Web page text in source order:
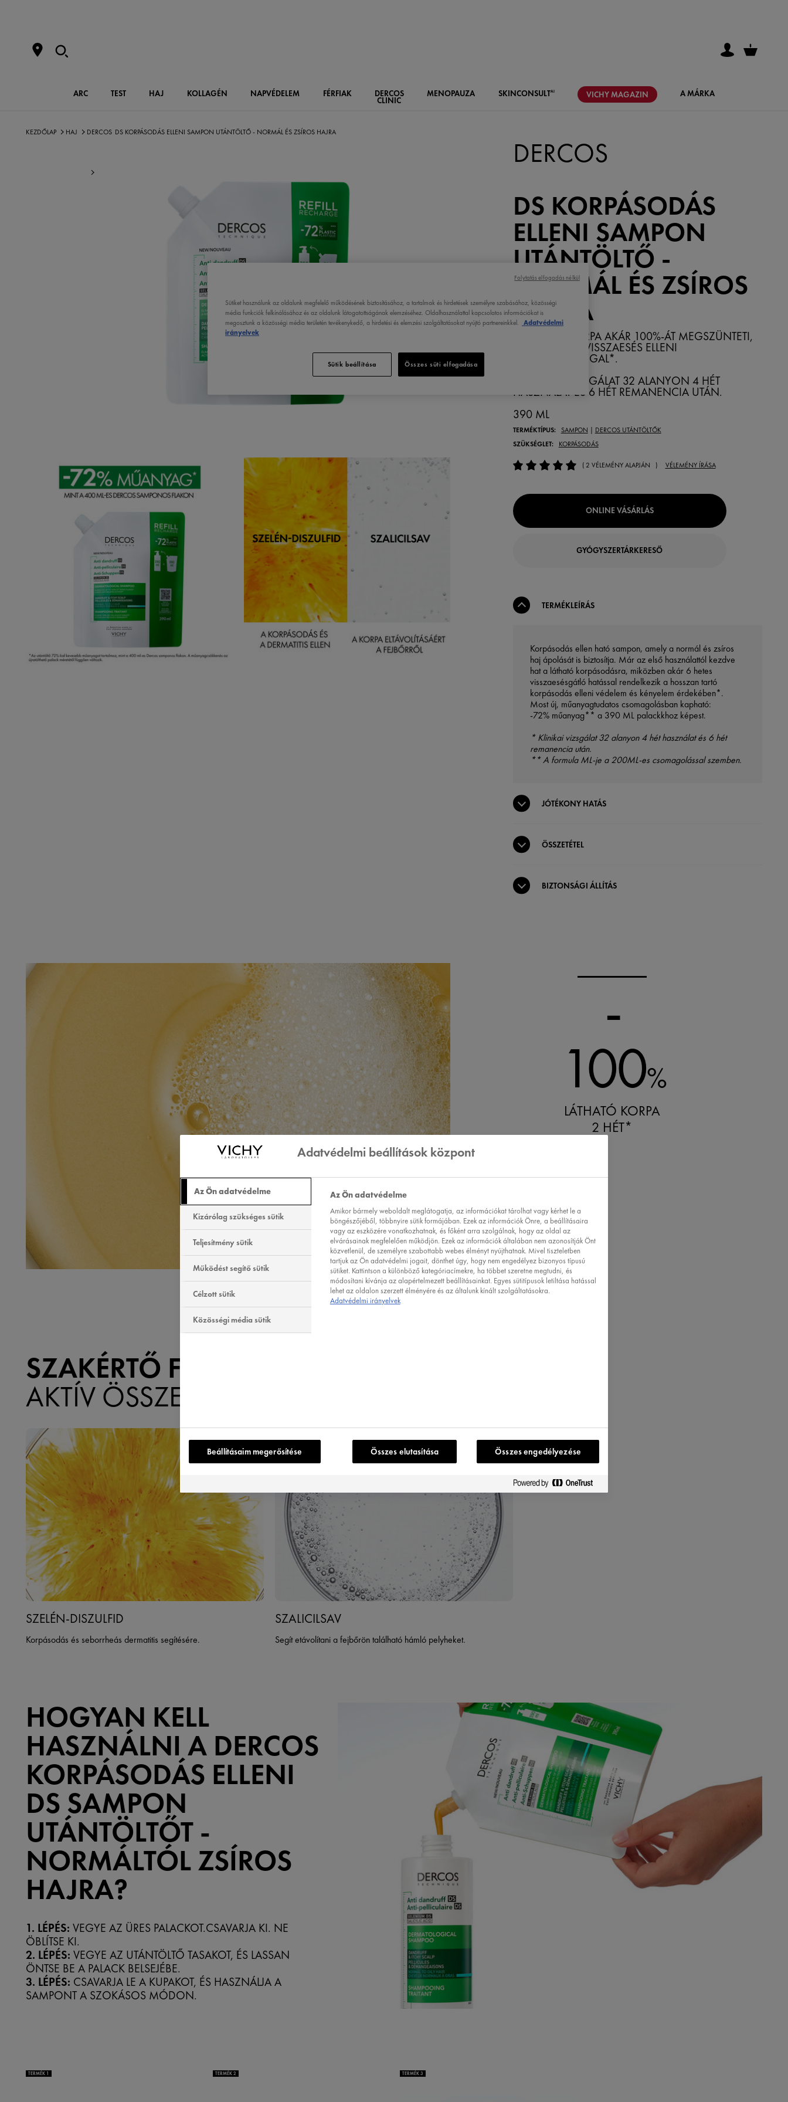
ARC TEST HAJ KOLLAGÉN NAPVÉDELEM FÉRFIAK DERCOS
CLINIC
MENOPAUZA SKINCONSULTAI VICHYMAGAZIN A MÁRKA
KEZDŐLAP HAJ DERCOS DS KORPÁSODÁS ELLENI SAMPON UTÁNTÖLTŐ - NORMÁL ÉS ZSÍROS HAJRA
DERCOS
DS KORPÁSODÁS
ELLENI SAMPON
UTÁNTÖLTŐ -
NORMÁL ÉS ZSÍROS
HAJRA
A LÁTHATÓ KORPA AKÁR 100%-ÁT MEGSZÜNTETI,
AKÁR 6 HETES VISSZAESÉS ELLENI
HATÉKONYSÁGGAL*.
* KLINIKAI VIZSGÁLAT 32 ALANYON 4 HÉT
HASZNÁLAT ÉS 6 HÉT REMANENCIA UTÁN.
390 ML
TERMÉKTÍPUS: SAMPON | DERCOS UTÁNTÖLTŐK
SZÜKSÉGLET:
KORPÁSODÁS
( 2 VÉLEMÉNY ALAPJÁN ) VÉLEMÉNY ÍRÁSA
ONLINE VÁSÁRLÁS
GYÓGYSZERTÁRKERESŐ
TERMÉKLEÍRÁS
Korpásodás ellen ható sampon, amely a normál és zsíros
haj ápolását is biztosítja. Már az első használattól kezdve
hat a látható korpásodásra, miközben akár 6 hetes
visszaesésgátló hatással rendelkezik a hosszan tartó
korpásodás elleni védelem és kényelem érdekében*.
Most új, műanyagtudatos csomagolásban kapható:
-72% műanyag** a 390 ML palackkhoz képest.
* Klinikai vizsgálat 32 alanyon 4 hét használat és 6 hét
remanencia után.
** A formula ML-je a 200ML-es csomagolással szemben.
JÓTÉKONY HATÁS
ÖSSZETÉTEL
BIZTONSÁGI ÁLLÍTÁS
-
100%
LÁTHATÓ KORPA
2 HÉT*
*Akár - 100% - Fogyasztói teszt 262 alanyon 2 hét rendszeres használat után - 83%-os egyetértés.
SZAKÉRTŐ FORMULA
AKTÍV ÖSSZETEVŐK
SZELÉN-DISZULFID
Korpásodás és seborrheás dermatitis segítésére.
SZALICILSAV
Segít etávolítani a fejbőrön található hámló pelyheket.
HOGYAN KELL
HASZNÁLNI A DERCOS
KORPÁSODÁS ELLENI
DS SAMPON
UTÁNTÖLTŐT -
NORMÁLTÓL ZSÍROS
HAJRA?
1. LÉPÉS: VEGYE AZ ÜRES PALACKOT.CSAVARJA KI. NE
ÖBLÍTSE KI.
2. LÉPÉS: VEGYE AZ UTÁNTÖLTŐ TASAKOT, ÉS LASSAN
ÖNTSE BE A PALACK BELSEJÉBE.
3. LÉPÉS: CSAVARJA LE A KUPAKOT, ÉS HASZNÁLJA A
SAMPONT A SZOKÁSOS MÓDON.
TERMÉK 1 TERMÉK 2 TERMÉK 3
Sütiket használunk az oldalunk megfelelő működésének biztosításához, a tartalmak és hirdetések személyre szabásához, közösségi
média funkciók felkínálásához és az oldalunk látogatottságának elemzéséhez. Oldalhasználattal kapcsolatos információkat is
megosztunk a közösségi média területén tevékenykedő, a hirdetési és elemzési szolgáltatásokat nyújtó partnereinkkel.
Adatvédelmi
irányelvek
Sütik beállítása Összes süti elfogadása
Folytatás elfogadás nélkül
Adatvédelmi beállítások központ
Az Ön adatvédelme
Kizárólag szükséges sütik
Teljesítmény sütik
Működést segítő sütik
Célzott sütik
Közösségi média sütik
Az Ön adatvédelme
Amikor bármely weboldalt meglátogatja, az információkat tárolhat vagy kérhet le a
böngészőjéből, többnyire sütik formájában. Ezek az információk Önre, a beállításaira
vagy az eszközére vonatkozhatnak, és főként arra szolgálnak, hogy az oldal az
elvárásainak megfelelően működjön. Ezek az információk általában nem azonosítják Önt
közvetlenül, de személyre szabottabb webes élményt nyújthatnak. Mivel tiszteletben
tartjuk az Ön adatvédelmi jogait, dönthet úgy, hogy nem engedélyez bizonyos típusú
sütiket. Kattintson a különböző kategóriacímekre, ha többet szeretne megtudni, és
módosítani kívánja az alapértelmezett beállításainkat. Egyes sütitípusok letiltása hatással
lehet az oldalon szerzett élményére és az általunk kínált szolgáltatásokra.
Adatvédelmi irányelvek
Beállításaim megerősítése Összes elutasítása Összes engedélyezése